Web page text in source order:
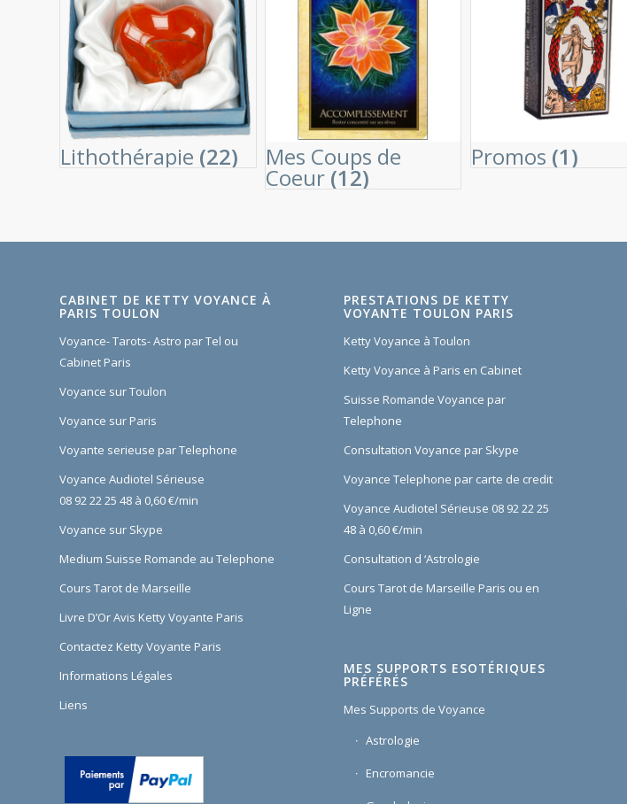
Lithothérapie (22) Mes Coups de
Coeur (12)
Promos (1)
CABINET DE KETTY VOYANCE À
PARIS TOULON
Voyance- Tarots- Astro par Tel ou
Cabinet Paris
Voyance sur Toulon
Voyance sur Paris
Voyante serieuse par Telephone
Voyance Audiotel Sérieuse
08 92 22 25 48 à 0,60 €/min
Voyance sur Skype
Medium Suisse Romande au Telephone
Cours Tarot de Marseille
Livre D’Or Avis Ketty Voyante Paris
Contactez Ketty Voyante Paris
Informations Légales
Liens
PRESTATIONS DE KETTY
VOYANTE TOULON PARIS
Ketty Voyance à Toulon
Ketty Voyance à Paris en Cabinet
Suisse Romande Voyance par
Telephone
Consultation Voyance par Skype
Voyance Telephone par carte de credit
Voyance Audiotel Sérieuse 08 92 22 25
48 à 0,60 €/min
Consultation d ‘Astrologie
Cours Tarot de Marseille Paris ou en
Ligne
MES SUPPORTS ESOTÉRIQUES
PRÉFÉRÉS
Mes Supports de Voyance
Astrologie
Encromancie